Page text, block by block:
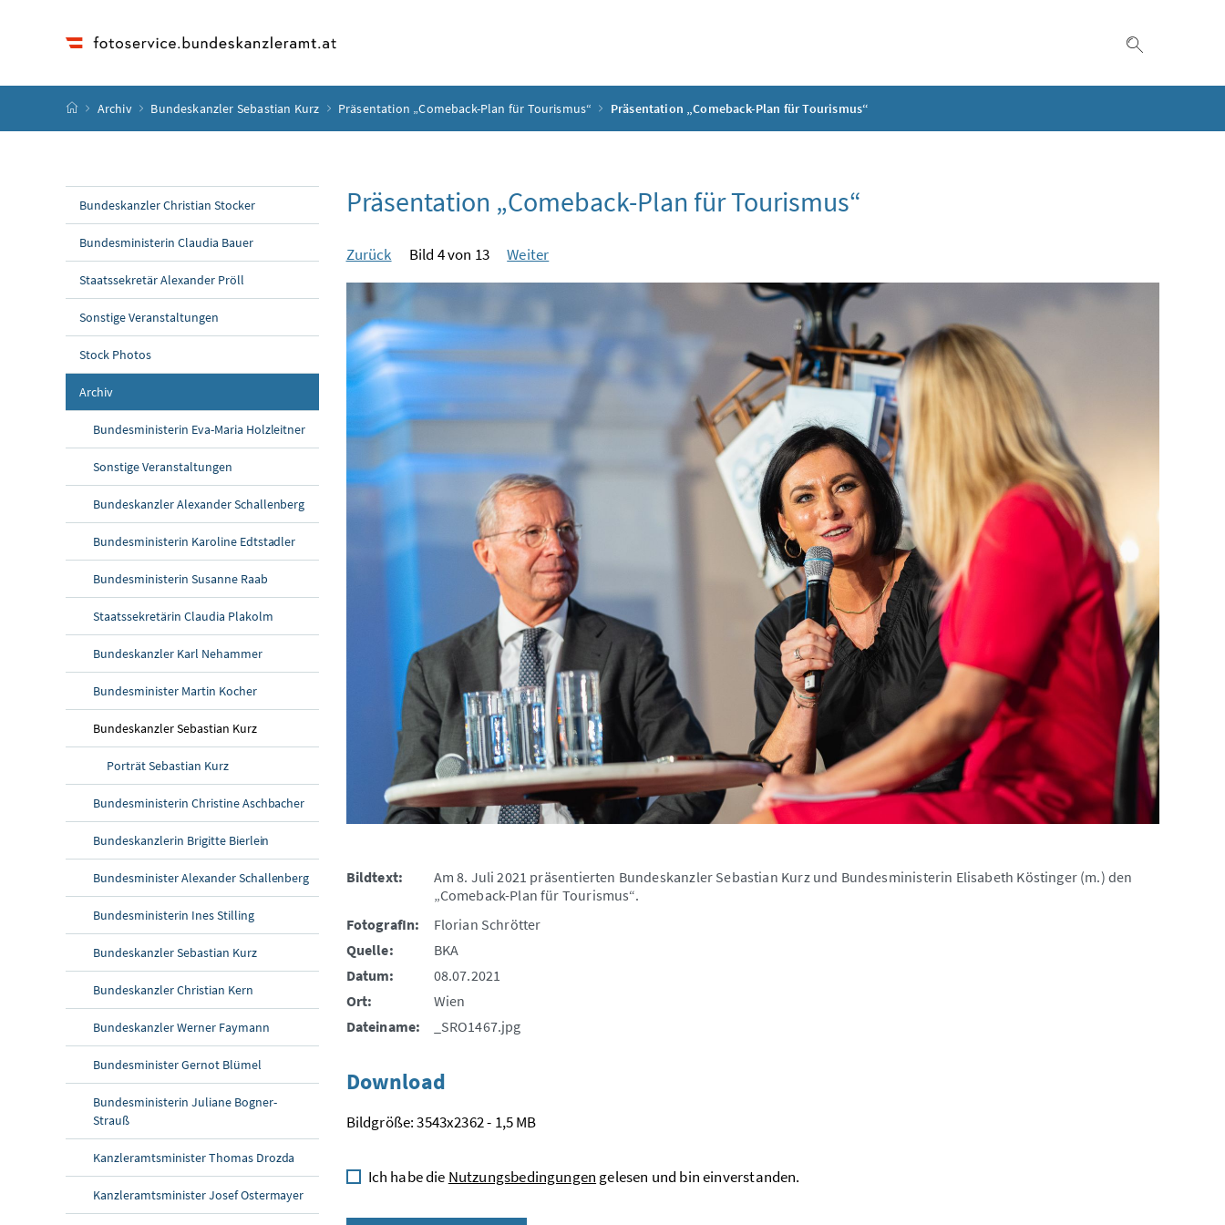
Startseite
Archiv Bundeskanzler Sebastian Kurz Präsentation „Comeback-Plan für Tourismus“ Präsentation „Comeback-Plan für Tourismus“
Bundeskanzler Christian Stocker
Bundesministerin Claudia Bauer
Staatssekretär Alexander Pröll
Sonstige Veranstaltungen
Stock Photos
Archiv
Bundesministerin Eva-Maria Holzleitner
Sonstige Veranstaltungen
Bundeskanzler Alexander Schallenberg
Bundesministerin Karoline Edtstadler
Bundesministerin Susanne Raab
Staatssekretärin Claudia Plakolm
Bundeskanzler Karl Nehammer
Bundesminister Martin Kocher
Bundeskanzler Sebastian Kurz
Porträt Sebastian Kurz
Bundesministerin Christine Aschbacher
Bundeskanzlerin Brigitte Bierlein
Bundesminister Alexander Schallenberg
Bundesministerin Ines Stilling
Bundeskanzler Sebastian Kurz
Bundeskanzler Christian Kern
Bundeskanzler Werner Faymann
Bundesminister Gernot Blümel
Bundesministerin Juliane Bogner-
Strauß
Kanzleramtsminister Thomas Drozda
Kanzleramtsminister Josef Ostermayer
Präsentation „Comeback-Plan für Tourismus“
Zurück Bild 4 von 13 Weiter
Bildtext:
Am 8. Juli 2021 präsentierten Bundeskanzler Sebastian Kurz und Bundesministerin Elisabeth Köstinger (m.) den
„Comeback-Plan für Tourismus“.
FotografIn:
Florian Schrötter
Quelle:
BKA
Datum:
08.07.2021
Ort:
Wien
Dateiname:
_SRO1467.jpg
Download
Bildgröße: 3543x2362 - 1,5 MB
Ich habe die Nutzungsbedingungen gelesen und bin einverstanden.